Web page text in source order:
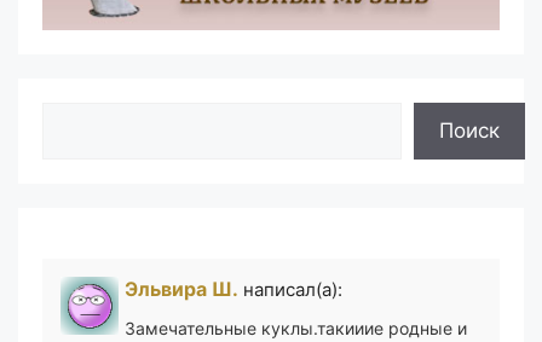
Поиск
Эльвира Ш. написал(а):
Замечательные куклы.такииие родные и